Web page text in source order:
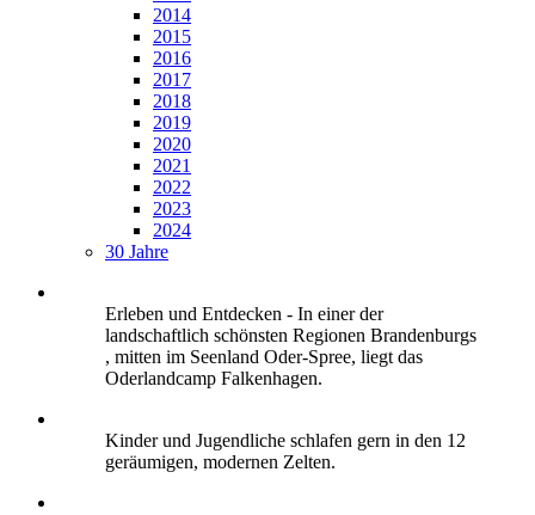
2014
2015
2016
2017
2018
2019
2020
2021
2022
2023
2024
30 Jahre
Erleben und Entdecken - In einer der
landschaftlich schönsten Regionen Brandenburgs
, mitten im Seenland Oder-Spree, liegt das
Oderlandcamp Falkenhagen.
Kinder und Jugendliche schlafen gern in den 12
geräumigen, modernen Zelten.